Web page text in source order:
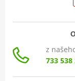
z
733 538